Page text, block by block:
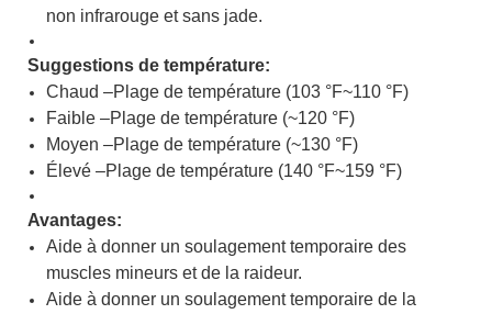
non infrarouge et sans jade.
Suggestions de température:
Chaud –Plage de température (103 °F~110 °F)
Faible –Plage de température (~120 °F)
Moyen –Plage de température (~130 °F)
Élevé –Plage de température (140 °F~159 °F)
Avantages:
Aide à donner un soulagement temporaire des
muscles mineurs et de la raideur.
Aide à donner un soulagement temporaire de la